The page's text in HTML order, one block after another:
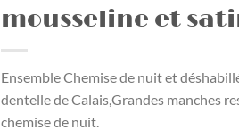
mousseline et
Ensemble Chemise de nuit et
dentelle de Calais,Grandes manches
chemise de nuit.